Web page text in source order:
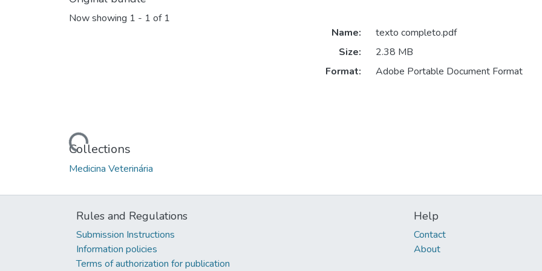
Now showing 1 - 1 of 1
Loading...
Name:
texto completo.pdf
Size:
2.38 MB
Format:
Adobe Portable Document Format
Collections
Medicina Veterinária
Rules and Regulations
Submission Instructions
Information policies
Terms of authorization for publication
Help
Contact
About